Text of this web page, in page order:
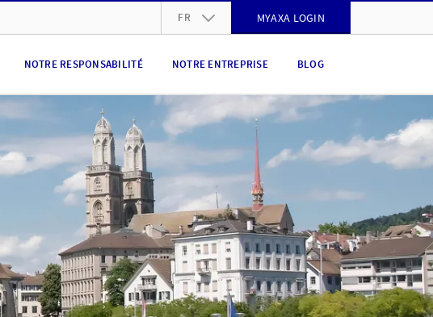
FR
EN
MYAXA LOGIN
NOTRE RESPONSABILITÉ NOTRE ENTREPRISE BLOG